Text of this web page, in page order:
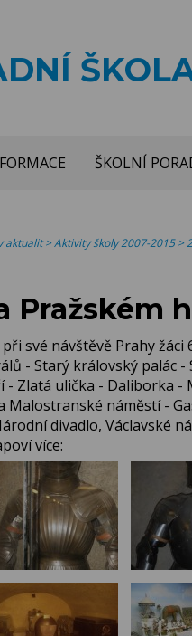
ŠKOLNÍ
aktualit>Aktivity školy 2007-2015>
Pražském
své návštěvě Prahy
- Starý královský palác
- Zlatá ulička - Daliborka
Malostranské náměstí -
divadlo, Václavské
více: